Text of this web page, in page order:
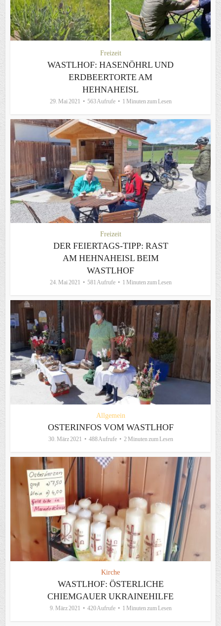
Freizeit
WASTLHOF: HASENÖHRL UND
ERDBEERTORTE AM
HEHNAHEISL
29. Mai 2021 563 Aufrufe 1 Minuten zum Lesen
Freizeit
DER FEIERTAGS-TIPP: RAST
AM HEHNAHEISL BEIM
WASTLHOF
24. Mai 2021 581 Aufrufe 1 Minuten zum Lesen
Allgemein
OSTERINFOS VOM WASTLHOF
30. März 2021 488 Aufrufe 2 Minuten zum Lesen
Kirche
WASTLHOF: ÖSTERLICHE
CHIEMGAUER UKRAINEHILFE
9. März 2021 420 Aufrufe 1 Minuten zum Lesen